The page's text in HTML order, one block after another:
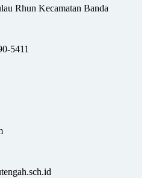
Rhun Kecamatan Banda
5411